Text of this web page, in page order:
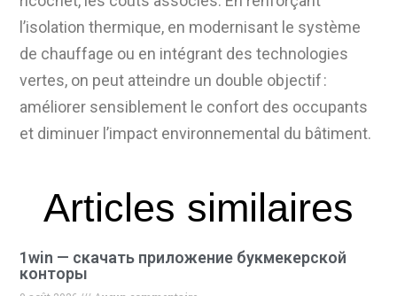
l’isolation thermique, en modernisant le système
de chauffage ou en intégrant des technologies
vertes, on peut atteindre un double objectif :
améliorer sensiblement le confort des occupants
et diminuer l’impact environnemental du bâtiment.
Articles similaires
1win — скачать приложение букмекерской
конторы